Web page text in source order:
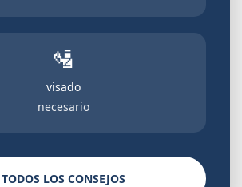
🛂
visado
necesario
TODOS LOS CONSEJOS